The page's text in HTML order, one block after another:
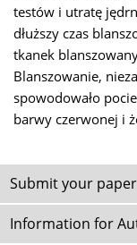
testów i utratę
dłuższy czas
tkanek
Blanszowanie,
spowodowało
barwy czerwonej i
Submit your paper
Information for